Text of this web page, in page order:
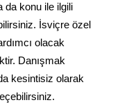
da konu ile ilgili
İsviçre özel
olacak
Danışmak
kesintisiz olarak